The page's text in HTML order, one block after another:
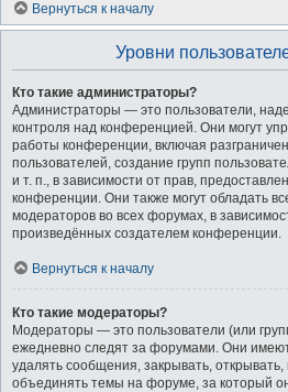
Вернуться к началу
Уровни
Кто такие администраторы?
Администраторы — это пользователи,
контроля над конференцией. Они могут
работы конференции, включая
пользователей, создание групп
и т. п., в зависимости от прав,
конференции. Они также могут обладать
модераторов во всех форумах, в
произведённых создателем конференции.
Вернуться к началу
Кто такие модераторы?
Модераторы — это пользователи (или
ежедневно следят за форумами. Они
удалять сообщения, закрывать,
объединять темы на форуме, за который